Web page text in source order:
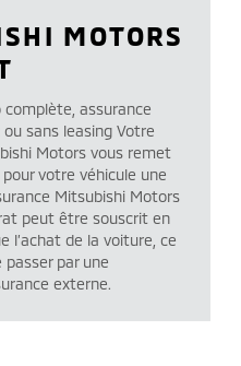
MOTORS
complète, assurance
sans leasing Votre
Motors vous remet
pour votre véhicule une
Mitsubishi Motors
peut être souscrit en
l’achat de la voiture, ce
par une
externe.